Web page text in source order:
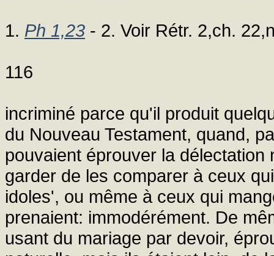
1. Ph 1,23 - 2. Voir Rétr. 2,ch.
116
incriminé parce qu'il produit
du Nouveau Testament, quand,
pouvaient éprouver la
garder de les comparer à ceux
idoles', ou même à ceux qui
prenaient: immodérément. De
usant du mariage par devoir,